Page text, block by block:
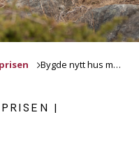
Bygde nytt hus med moderne preg
|